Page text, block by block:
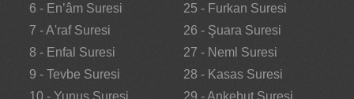
6 - En’âm Suresi
7 - A'raf Suresi
8 - Enfal Suresi
9 - Tevbe Suresi
10 - Yunus Suresi
25 - Furkan Suresi
26 - Şuara Suresi
27 - Neml Suresi
28 - Kasas Suresi
29 - Ankebut Suresi